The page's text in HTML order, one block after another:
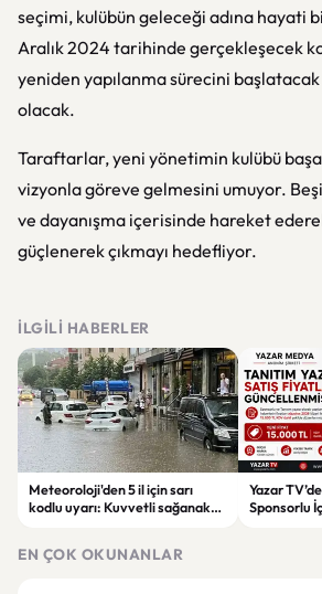
seçimi, kulübün geleceği adına hayati
Aralık 2024 tarihinde gerçekleşecek
yeniden yapılanma sürecini
olacak.
Taraftarlar, yeni yönetimin kulübü
vizyonla göreve gelmesini umuyor.
ve dayanışma içerisinde hareket
güçlenerek çıkmayı hedefliyor.
İLGILI HABERLER
Meteoroloji'den 5 il için sarı
kodlu uyarı: Kuvvetli sağanak
Yazar TV’de
Sponsorlu
EN ÇOK OKUNANLAR